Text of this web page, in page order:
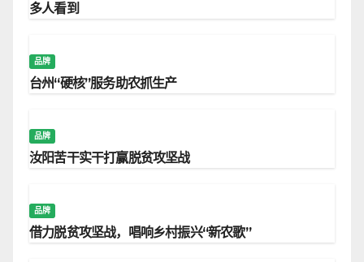
多人看到
品牌
台州“硬核”服务助农抓生产
品牌
汝阳苦干实干打赢脱贫攻坚战
品牌
借力脱贫攻坚战，唱响乡村振兴“新农歌”